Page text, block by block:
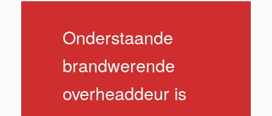
Onderstaande
brandwerende
overheaddeur is